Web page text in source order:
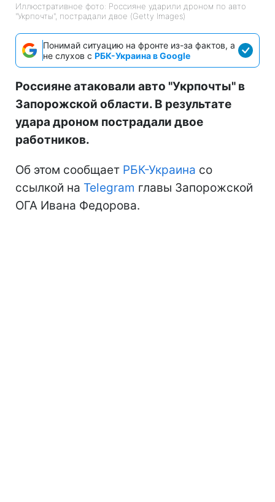
Иллюстративное фото: Россияне ударили дроном по авто
"Укрпочты", пострадали двое (Getty Images)
Понимай ситуацию на фронте из-за фактов, а
не слухов с РБК-Украина в Google
Россияне атаковали авто "Укрпочты" в
Запорожской области. В результате
удара дроном пострадали двое
работников.
Об этом сообщает РБК-Украина со
ссылкой на Telegram главы Запорожской
ОГА Ивана Федорова.